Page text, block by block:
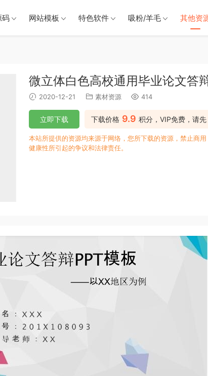
码 网站模板 特色软件 吸粉/羊毛 其他资
微立体白色高校通用毕业论文答
2020-12-21 素材资源 414
下载价格 9.9 积分，VIP免费，请先
立即下载
本站所提供的资源均来源于网络，您所下载的资源，禁止商
健康性所引起的争议和法律责任。